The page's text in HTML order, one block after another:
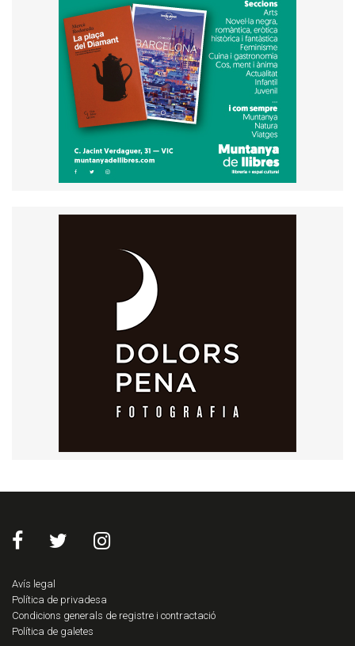
Avís legal
Política de privadesa
Condicions generals de registre i contractació
Política de galetes